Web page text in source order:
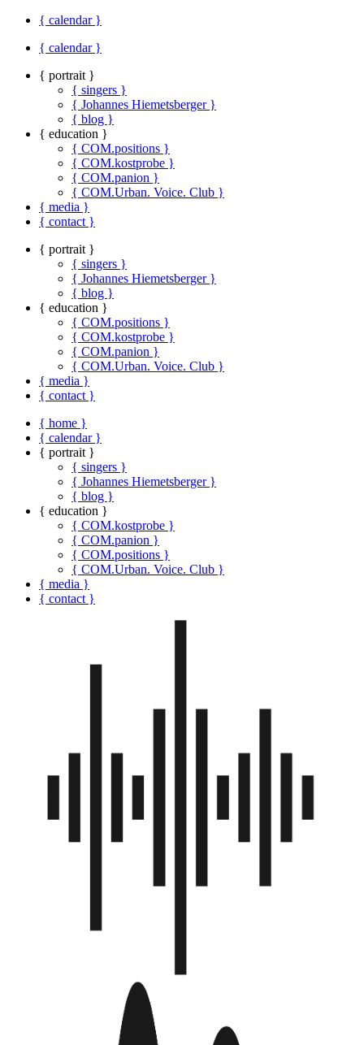
{ calendar }
{ calendar }
{ portrait }
{ singers }
{ Johannes Hiemetsberger }
{ blog }
{ education }
{ COM.positions }
{ COM.kostprobe }
{ COM.panion }
{ COM.Urban. Voice. Club }
{ media }
{ contact }
{ portrait }
{ singers }
{ Johannes Hiemetsberger }
{ blog }
{ education }
{ COM.positions }
{ COM.kostprobe }
{ COM.panion }
{ COM.Urban. Voice. Club }
{ media }
{ contact }
{ home }
{ calendar }
{ portrait }
{ singers }
{ Johannes Hiemetsberger }
{ blog }
{ education }
{ COM.kostprobe }
{ COM.panion }
{ COM.positions }
{ COM.Urban. Voice. Club }
{ media }
{ contact }